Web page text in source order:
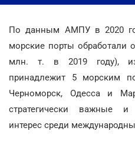
По данным АМПУ в 2020
морские порты обработали
млн. т. в 2019 году),
принадлежит 5 морским
Черноморск, Одесса и
стратегически важные
интерес среди